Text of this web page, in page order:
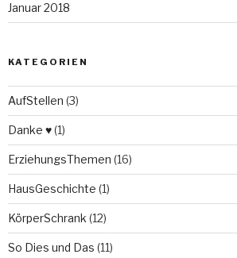
Januar 2018
KATEGORIEN
AufStellen (3)
Danke ♥(1)
ErziehungsThemen (16)
HausGeschichte (1)
KörperSchrank (12)
So Dies und Das (11)